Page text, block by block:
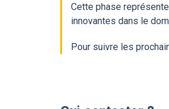
Cette phase
innovantes dans le
Pour suivre les